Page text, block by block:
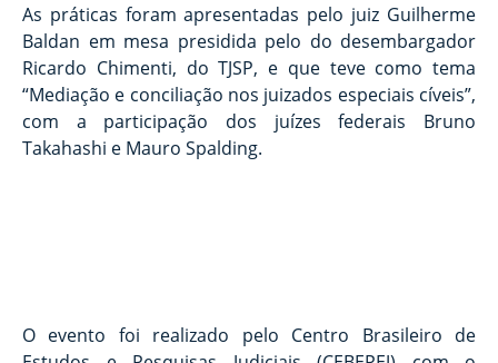
As práticas foram apresentadas pelo juiz Guilherme
Baldan em mesa presidida pelo do desembargador
Ricardo Chimenti, do TJSP, e que teve como tema
“Mediação e conciliação nos juizados especiais cíveis”,
com a participação dos juízes federais Bruno
Takahashi e Mauro Spalding.
O evento foi realizado pelo Centro Brasileiro de